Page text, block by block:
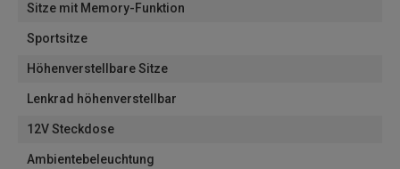
Sitze mit Memory-Funktion
Sportsitze
Höhenverstellbare Sitze
Lenkrad höhenverstellbar
12V Steckdose
Ambientebeleuchtung